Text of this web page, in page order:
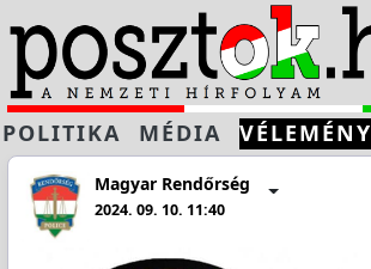
POLITIKA MÉDIA VÉLEMÉNY
Magyar Rendőrség
2024. 09. 10. 11:40